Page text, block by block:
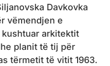
Davkovka
vëmendjen e
arkitektit
planit të tij për
tërmetit të vitit 1963.